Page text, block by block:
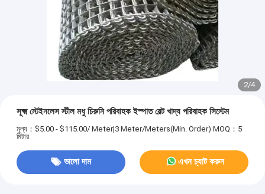
2/4
সূক্ষ্ম স্টেইনলেস স্টীল মধু চিরুনি পরিবাহক ইস্পাত বেল্ট খাদ্য পরিবাহক সিস্টেম
মূল্য：$5.00 - $115.00/ Meter|3 Meter/Meters(Min. Order) MOQ：5
মিটার
ভালো দাম এখন চ্যাট করুন